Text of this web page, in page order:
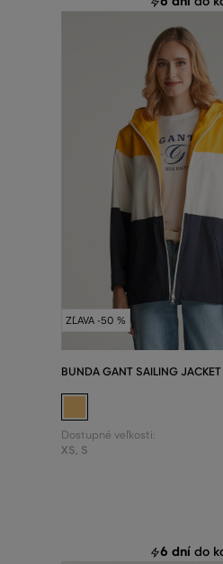
ZĽAVA -50 %
BUNDA GANT SAILING JACKET
Dostupné veľkosti:
XS, S
6 dní do